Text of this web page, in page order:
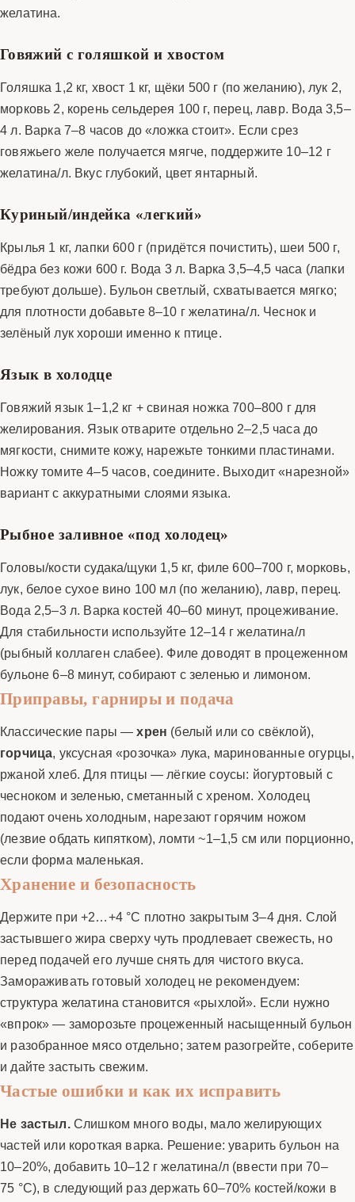
желатина.
Говяжий с голяшкой и хвостом
Голяшка 1,2 кг, хвост 1 кг, щёки 500 г (по желанию), лук 2,
морковь 2, корень сельдерея 100 г, перец, лавр. Вода 3,5–
4 л. Варка 7–8 часов до «ложка стоит». Если срез
говяжьего желе получается мягче, поддержите 10–12 г
желатина/л. Вкус глубокий, цвет янтарный.
Куриный/индейка «легкий»
Крылья 1 кг, лапки 600 г (придётся почистить), шеи 500 г,
бёдра без кожи 600 г. Вода 3 л. Варка 3,5–4,5 часа (лапки
требуют дольше). Бульон светлый, схватывается мягко;
для плотности добавьте 8–10 г желатина/л. Чеснок и
зелёный лук хороши именно к птице.
Язык в холодце
Говяжий язык 1–1,2 кг + свиная ножка 700–800 г для
желирования. Язык отварите отдельно 2–2,5 часа до
мягкости, снимите кожу, нарежьте тонкими пластинами.
Ножку томите 4–5 часов, соедините. Выходит «нарезной»
вариант с аккуратными слоями языка.
Рыбное заливное «под холодец»
Головы/кости судака/щуки 1,5 кг, филе 600–700 г, морковь,
лук, белое сухое вино 100 мл (по желанию), лавр, перец.
Вода 2,5–3 л. Варка костей 40–60 минут, процеживание.
Для стабильности используйте 12–14 г желатина/л
(рыбный коллаген слабее). Филе доводят в процеженном
бульоне 6–8 минут, собирают с зеленью и лимоном.
Приправы, гарниры и подача
Классические пары —хрен (белый или со свёклой),
горчица, уксусная «розочка» лука, маринованные огурцы,
ржаной хлеб. Для птицы — лёгкие соусы: йогуртовый с
чесноком и зеленью, сметанный с хреном. Холодец
подают очень холодным, нарезают горячим ножом
(лезвие обдать кипятком), ломти ~1–1,5 см или порционно,
если форма маленькая.
Хранение и безопасность
Держите при +2…+4 °C плотно закрытым 3–4 дня. Слой
застывшего жира сверху чуть продлевает свежесть, но
перед подачей его лучше снять для чистого вкуса.
Замораживать готовый холодец не рекомендуем:
структура желатина становится «рыхлой». Если нужно
«впрок» — заморозьте процеженный насыщенный бульон
и разобранное мясо отдельно; затем разогрейте, соберите
и дайте застыть свежим.
Частые ошибки и как их исправить
Не застыл.Слишком много воды, мало желирующих
частей или короткая варка. Решение: уварить бульон на
10–20%, добавить 10–12 г желатина/л (ввести при 70–
75 °C), в следующий раз держать 60–70% костей/кожи в